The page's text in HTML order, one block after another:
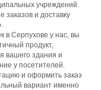
учреждений.
и доставку
в Серпухове у нас, вы
продукт,
вашего здания и
у посетителей.
и оформить заказ
вариант именно